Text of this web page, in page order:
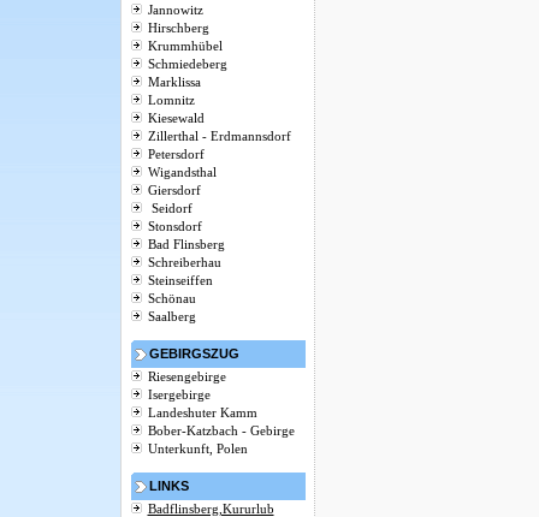
Jannowitz
Hirschberg
Krummhübel
Schmiedeberg
Marklissa
Lomnitz
Kiesewald
Zillerthal - Erdmannsdorf
Petersdorf
Wigandsthal
Giersdorf
Seidorf
Stonsdorf
Bad Flinsberg
Schreiberhau
Steinseiffen
Schönau
Saalberg
GEBIRGSZUG
Riesengebirge
Isergebirge
Landeshuter Kamm
Bober-Katzbach - Gebirge
Unterkunft, Polen
LINKS
Badflinsberg,Kururlub